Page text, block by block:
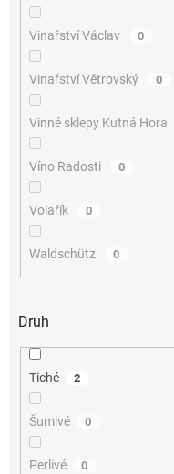
Vinařství Václav 0
Vinařství Větrovský 0
Vinné sklepy Kutná Hora
Víno Radosti 0
Volařík 0
Waldschütz 0
Druh
Tiché 2
Šumivé 0
Perlivé 0